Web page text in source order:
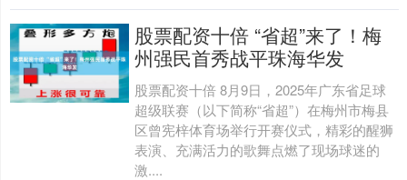
股票配资十倍 “省超”来了！梅
州强民首秀战平珠海华发
股票配资十倍 8月9日，2025年广东省足球
超级联赛（以下简称“省超”）在梅州市梅县
区曾宪梓体育场举行开赛仪式，精彩的醒狮
表演、充满活力的歌舞点燃了现场球迷的
激....